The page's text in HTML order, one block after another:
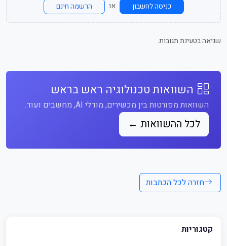
כניסה לחשבון
או הרשמה חינם
שגיאה בטעינת תגובות.
השוואות טכנולוגיה ראש בראש
השוואות מפורטות בין מכשירים, מודלי AI, מחשבים ועוד.
לכל ההשוואות ←
חזרה לכל הכתבות
קטגוריות